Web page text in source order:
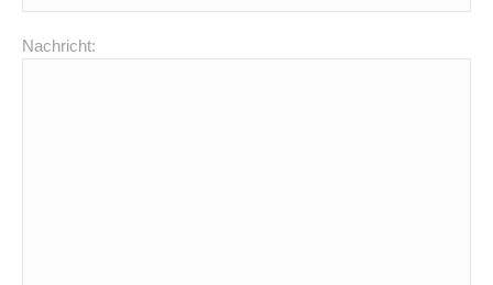
Nachricht: